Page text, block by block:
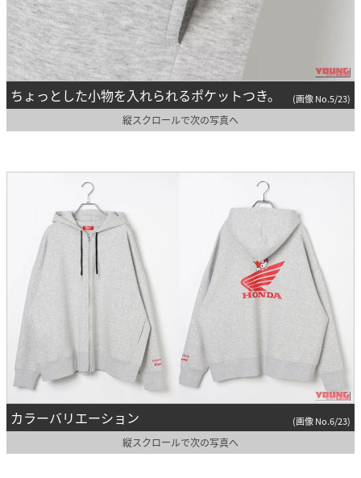
ちょっとした小物を入れられるポケットつき。 (画像 No.5/23)
縦スクロールで次の写真へ
カラーバリエーション (画像 No.6/23)
縦スクロールで次の写真へ